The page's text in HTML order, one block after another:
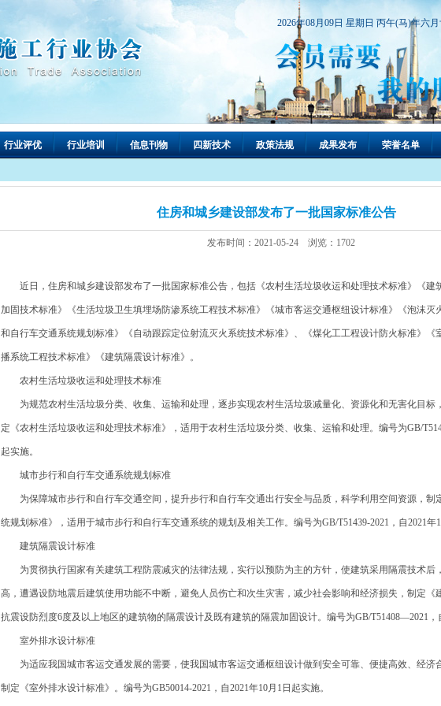
2026年08月09日 星期日 丙午(马)年六月
行业评优 行业培训 信息刊物 四新技术 政策法规 成果发布 荣誉名单
住房和城乡建设部发布了一批国家标准公告
发布时间：2021-05-24 浏览：1702
近日，住房和城乡建设部发布了一批国家标准公告，包括《农村生活垃圾收运和处理技术标准》《建
加固技术标准》《生活垃圾卫生填埋场防渗系统工程技术标准》《城市客运交通枢纽设计标准》《泡沫灭
和自行车交通系统规划标准》《自动跟踪定位射流灭火系统技术标准》、《煤化工工程设计防火标准》《
播系统工程技术标准》《建筑隔震设计标准》。
农村生活垃圾收运和处理技术标准
为规范农村生活垃圾分类、收集、运输和处理，逐步实现农村生活垃圾减量化、资源化和无害化目标
定《农村生活垃圾收运和处理技术标准》，适用于农村生活垃圾分类、收集、运输和处理。编号为GB/
起实施。
城市步行和自行车交通系统规划标准
为保障城市步行和自行车交通空间，提升步行和自行车交通出行安全与品质，科学利用空间资源，制
统规划标准》，适用于城市步行和自行车交通系统的规划及相关工作。编号为GB/T51439-2021，自2021年
建筑隔震设计标准
为贯彻执行国家有关建筑工程防震减灾的法律法规，实行以预防为主的方针，使建筑采用隔震技术后
高，遭遇设防地震后建筑使用功能不中断，避免人员伤亡和次生灾害，减少社会影响和经济损失，制定《
抗震设防烈度6度及以上地区的建筑物的隔震设计及既有建筑的隔震加固设计。编号为GB/T51408—2021，
室外排水设计标准
为适应我国城市客运交通发展的需要，使我国城市客运交通枢纽设计做到安全可靠、便捷高效、经济
制定《室外排水设计标准》。编号为GB50014-2021，自2021年10月1日起实施。